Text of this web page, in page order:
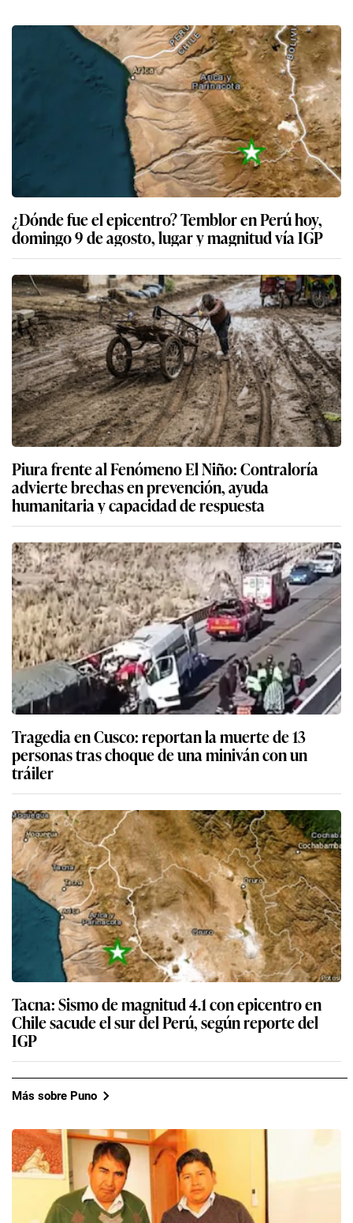
¿Dónde fue el epicentro? Temblor en Perú hoy,
domingo 9 de agosto, lugar y magnitud vía IGP
Piura frente al Fenómeno El Niño: Contraloría
advierte brechas en prevención, ayuda
humanitaria y capacidad de respuesta
Tragedia en Cusco: reportan la muerte de 13
personas tras choque de una miniván con un
tráiler
Tacna: Sismo de magnitud 4.1 con epicentro en
Chile sacude el sur del Perú, según reporte del
IGP
Más sobre Puno